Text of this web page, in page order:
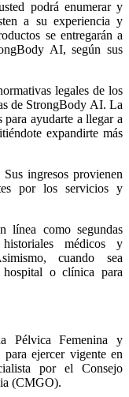
podrá enumerar y
a su experiencia y
se entregarán a
AI, según sus
legales de los
de StrongBody AI. La
ayudarte a llegar a
expandirte más
ingresos provienen
por los servicios y
línea como segundas
médicos y
cuando sea
o clínica para
Pélvica Femenina y
ejercer vigente en
por el Consejo
(CMGO).